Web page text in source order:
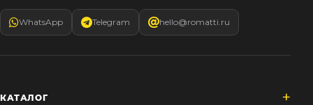
WhatsApp Telegram hello@romatti.ru
КАТАЛОГ